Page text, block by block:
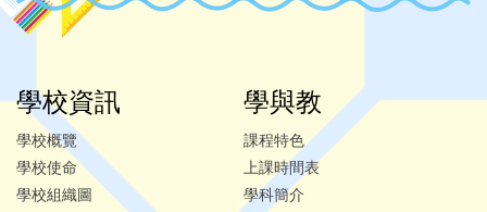
學校資訊
學校概覽
學校使命
學校組織圖
學與教
課程特色
上課時間表
學科簡介